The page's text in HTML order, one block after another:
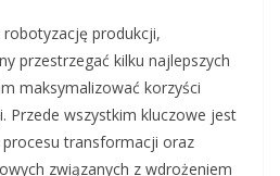
produkcji,
przestrzegać kilku najlepszych
maksymalizować korzyści
Przede wszystkim kluczowe jest
procesu transformacji oraz
związanych z wdrożeniem